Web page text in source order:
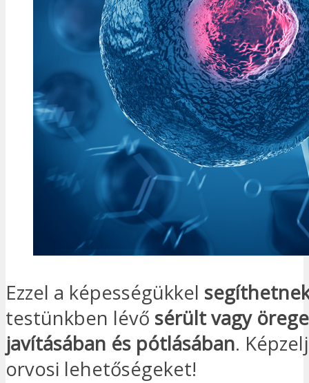
Ezzel a képességükkel
testünkben lévő sérült vagy
javításában és pótlásában.
orvosi lehetőségeket!